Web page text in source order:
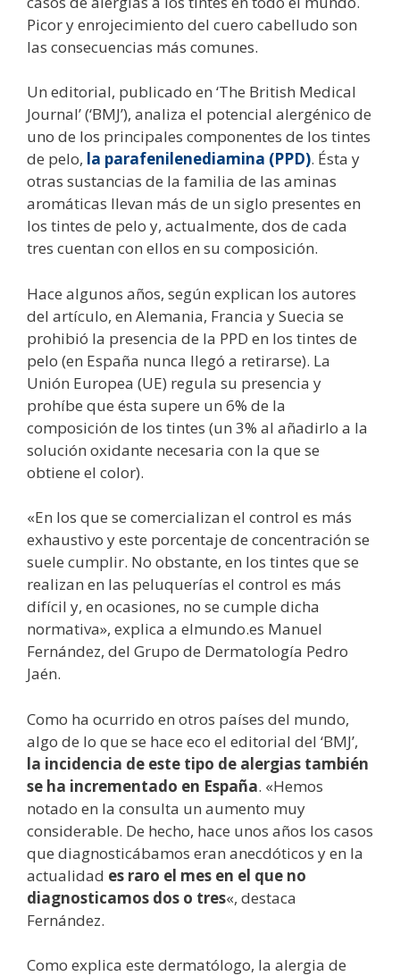
Picor y enrojecimiento del cuero cabelludo son
las consecuencias más comunes.
Un editorial, publicado en ‘The British Medical
Journal’ (‘BMJ’), analiza el potencial alergénico de
uno de los principales componentes de los tintes
de pelo, la parafenilenediamina (PPD). Ésta y
otras sustancias de la familia de las aminas
aromáticas llevan más de un siglo presentes en
los tintes de pelo y, actualmente, dos de cada
tres cuentan con ellos en su composición.
Hace algunos años, según explican los autores
del artículo, en Alemania, Francia y Suecia se
prohibió la presencia de la PPD en los tintes de
pelo (en España nunca llegó a retirarse). La
Unión Europea (UE) regula su presencia y
prohíbe que ésta supere un 6% de la
composición de los tintes (un 3% al añadirlo a la
solución oxidante necesaria con la que se
obtiene el color).
«En los que se comercializan el control es más
exhaustivo y este porcentaje de concentración se
suele cumplir. No obstante, en los tintes que se
realizan en las peluquerías el control es más
difícil y, en ocasiones, no se cumple dicha
normativa», explica a elmundo.es Manuel
Fernández, del Grupo de Dermatología Pedro
Jaén.
Como ha ocurrido en otros países del mundo,
algo de lo que se hace eco el editorial del ‘BMJ’,
la incidencia de este tipo de alergias también
se ha incrementado en España. «Hemos
notado en la consulta un aumento muy
considerable. De hecho, hace unos años los casos
que diagnosticábamos eran anecdóticos y en la
actualidad es raro el mes en el que no
diagnosticamos dos o tres«, destaca
Fernández.
Como explica este dermatólogo, la alergia de